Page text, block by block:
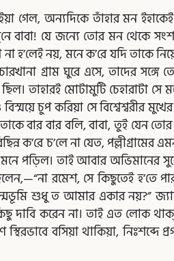
অন্যদিকে তাঁহার মন ইহাকেই
যে জন্যে তোর মন থেকে
নয়, মনে ক’রে যদি তাকে
গ্রাম ঘুরে এসে, তাদের
তাহারই মোটামুটি চেহারাটা
চুপ করিয়া সে বিশ্বেশ্বরীর
বার বার বলি, বাবা, তুই যেন
ক’রে চ’লে না যেত,
পড়িল। তাই আবার অভিমানের
রমেশ, সে কিছুতেই হ’তে
শুধু ত আমার একার নয়?”
দাবি করেন না। তাই এত লোক
বসিয়া থাকিয়া, নিঃশব্দে